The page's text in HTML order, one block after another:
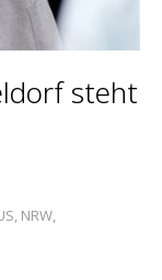
steht
, NRW,